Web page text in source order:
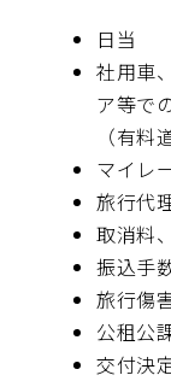
日当
社用車
ア等で
（有料
マイレ
旅行代
取消料
振込手
旅行傷
公租公
交付決